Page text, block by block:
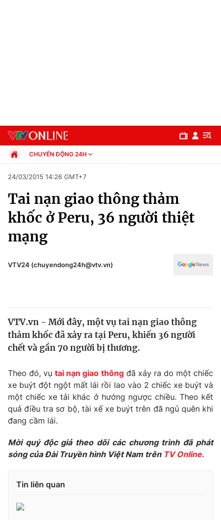
Chuyên mục
Chính trị
Thế giới
Thế giới đó đây
Câu chuyện quốc tế
Kinh tế
Tài chính
Thị trường
Góc doanh nghiệp
Dữ liệu và đời sống
Truyền hình
Phim VTV
Nhân vật
Khán giả
Giải trí
Đời sống
Du lịch
Giáo dục
CHUYỂN ĐỘNG 24H
Xã hội
Pháp luật
Kinh tế
Thể thao
Truyền hình
Văn hóa - Giải trí
Đời sống
24/03/2015 14:26 GMT+7
Tai nạn giao thông thảm
khốc ở Peru, 36 người thiệt
mạng
VTV24 (chuyendong24h@vtv.vn)
VTV.vn - Mới đây, một vụ tai nạn giao thông
thảm khốc đã xảy ra tại Peru, khiến 36 người
chết và gần 70 người bị thương.
Theo đó, vụtai nạn giao thôngđã xảy ra do một chiếc
xe buýt đột ngột mất lái rồi lao vào 2 chiếc xe buýt và
một chiếc xe tải khác ở hướng ngược chiều. Theo kết
quả điều tra sơ bộ, tài xế xe buýt trên đã ngủ quên khi
đang cầm lái.
Mời quý độc giả theo dõi các chương trình đã phát
sóng của Đài Truyền hình Việt Nam trên TV Online.
Tin liên quan